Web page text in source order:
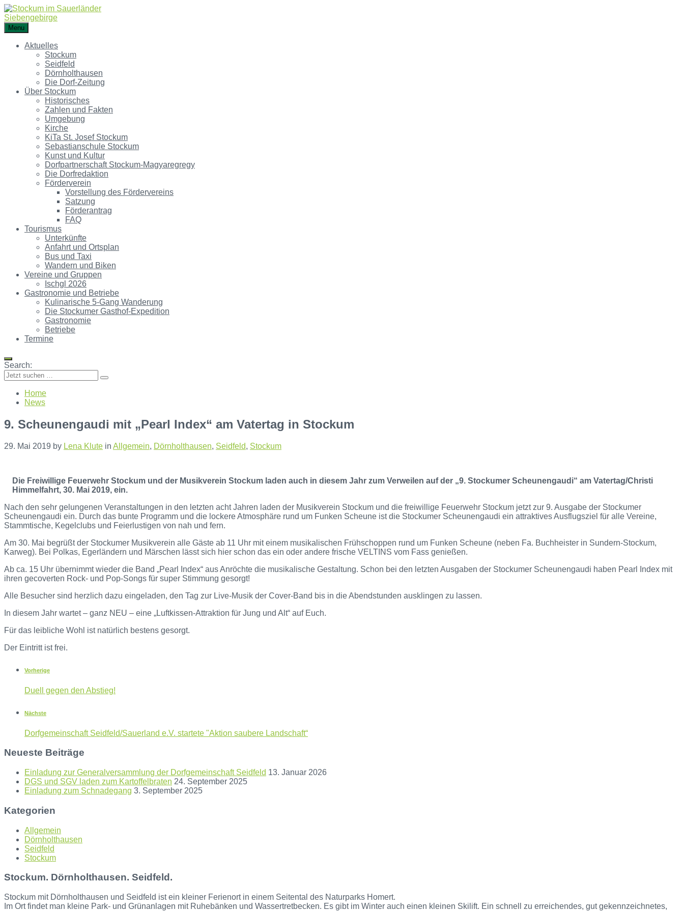
Menu
Aktuelles
Stockum
Seidfeld
Dörnholthausen
Die Dorf-Zeitung
Über Stockum
Historisches
Zahlen und Fakten
Umgebung
Kirche
KiTa St. Josef Stockum
Sebastianschule Stockum
Kunst und Kultur
Dorfpartnerschaft Stockum-Magyaregregy
Die Dorfredaktion
Förderverein
Vorstellung des Fördervereins
Satzung
Förderantrag
FAQ
Tourismus
Unterkünfte
Anfahrt und Ortsplan
Bus und Taxi
Wandern und Biken
Vereine und Gruppen
Ischgl 2026
Gastronomie und Betriebe
Kulinarische 5-Gang Wanderung
Die Stockumer Gasthof-Expedition
Gastronomie
Betriebe
Termine
Search:
Home
News
9. Scheunengaudi mit „Pearl Index“ am Vatertag in Stockum
29. Mai 2019 by Lena Klute in Allgemein, Dörnholthausen, Seidfeld, Stockum
Die Freiwillige Feuerwehr Stockum und der Musikverein Stockum laden auch in diesem Jahr zum Verweilen auf der „9. Stockumer Scheunengaudi“ am Vatertag/Christi
Himmelfahrt, 30. Mai 2019, ein.
Nach den sehr gelungenen Veranstaltungen in den letzten acht Jahren laden der Musikverein Stockum und die freiwillige Feuerwehr Stockum jetzt zur 9. Ausgabe der Stockumer
Scheunengaudi ein. Durch das bunte Programm und die lockere Atmosphäre rund um Funken Scheune ist die Stockumer Scheunengaudi ein attraktives Ausflugsziel für alle Vereine,
Stammtische, Kegelclubs und Feierlustigen von nah und fern.
Am 30. Mai begrüßt der Stockumer Musikverein alle Gäste ab 11 Uhr mit einem musikalischen Frühschoppen rund um Funken Scheune (neben Fa. Buchheister in Sundern-Stockum,
Karweg). Bei Polkas, Egerländern und Märschen lässt sich hier schon das ein oder andere frische VELTINS vom Fass genießen.
Ab ca. 15 Uhr übernimmt wieder die Band „Pearl Index“ aus Anröchte die musikalische Gestaltung. Schon bei den letzten Ausgaben der Stockumer Scheunengaudi haben Pearl Index mit
ihren gecoverten Rock- und Pop-Songs für super Stimmung gesorgt!
Alle Besucher sind herzlich dazu eingeladen, den Tag zur Live-Musik der Cover-Band bis in die Abendstunden ausklingen zu lassen.
In diesem Jahr wartet – ganz NEU – eine „Luftkissen-Attraktion für Jung und Alt“ auf Euch.
Für das leibliche Wohl ist natürlich bestens gesorgt.
Der Eintritt ist frei.
Vorherige
Duell gegen den Abstieg!
Nächste
Dorfgemeinschaft Seidfeld/Sauerland e.V. startete "Aktion saubere Landschaft“
Neueste Beiträge
Einladung zur Generalversammlung der Dorfgemeinschaft Seidfeld 13. Januar 2026
DGS und SGV laden zum Kartoffelbraten 24. September 2025
Einladung zum Schnadegang 3. September 2025
Kategorien
Allgemein
Dörnholthausen
Seidfeld
Stockum
Stockum. Dörnholthausen. Seidfeld.
Stockum mit Dörnholthausen und Seidfeld ist ein kleiner Ferienort in einem Seitental des Naturparks Homert.
Im Ort findet man kleine Park- und Grünanlagen mit Ruhebänken und Wassertretbecken. Es gibt im Winter auch einen kleinen Skilift. Ein schnell zu erreichendes, gut gekennzeichnetes,